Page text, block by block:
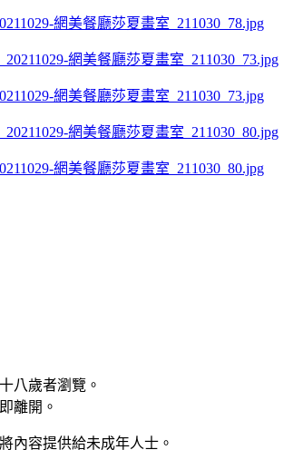
網美餐廳莎夏畫室_211030_78.jpg
網美餐廳莎夏畫室_211030_73.jpg
網美餐廳莎夏畫室_211030_80.jpg
八歲者瀏覽。
離開。
內容提供給未成年人士。